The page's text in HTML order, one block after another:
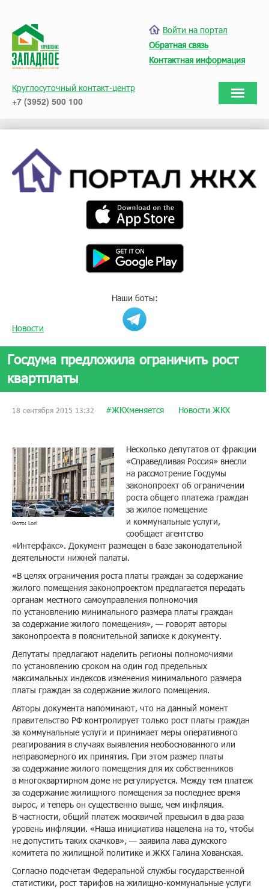
Войти на портал
Обратная связь
Контактная информация
Круглосуточный контакт-центр
+7 (3952) 500 100
Наши боты:
Новости
Госдума предложила ограничить рост
квартплаты
18 сентября 2015 13:32 #ЖКХменяется Новости ЖКХ
Фото: Lori
Несколько депутатов от фракции
«Справедливая Россия» внесли
на рассмотрение Госдумы
законопроект об ограничении
роста общего платежа граждан
за жилое помещение
и коммунальные услуги,
сообщает агентство
«Интерфакс». Документ размещен в базе законодательной
деятельности нижней палаты.
«В целях ограничения роста платы граждан за содержание
жилого помещения законопроектом предлагается передать
органам местного самоуправления полномочия
по установлению минимального размера платы граждан
за содержание жилого помещения», — говорят авторы
законопроекта в пояснительной записке к документу.
Депутаты предлагают наделить регионы полномочиями
по установлению сроком на один год предельных
максимальных индексов изменения минимального размера
платы граждан за содержание жилого помещения.
Авторы документа напоминают, что на данный момент
правительство РФ контролирует только рост платы граждан
за коммунальные услуги и принимает меры оперативного
реагирования в случаях выявления необоснованного или
неправомерного их принятия. При этом размер платы
за содержание жилого помещения для их собственников
в многоквартирном доме не регулируется. Между тем платеж
за содержание жилищного помещения за последнее время
вырос, и теперь он существенно выше, чем инфляция.
В частности, общий платеж москвичей превысил в два раза
уровень инфляции. «Наша инициатива нацелена на то, чтобы
не допустить таких скачков», — заявила лава думского
комитета по жилищной политике и ЖКХ Галина Хованская.
Согласно подсчетам Федеральной службы государственной
статистики, рост тарифов на жилищно-коммунальные услуги